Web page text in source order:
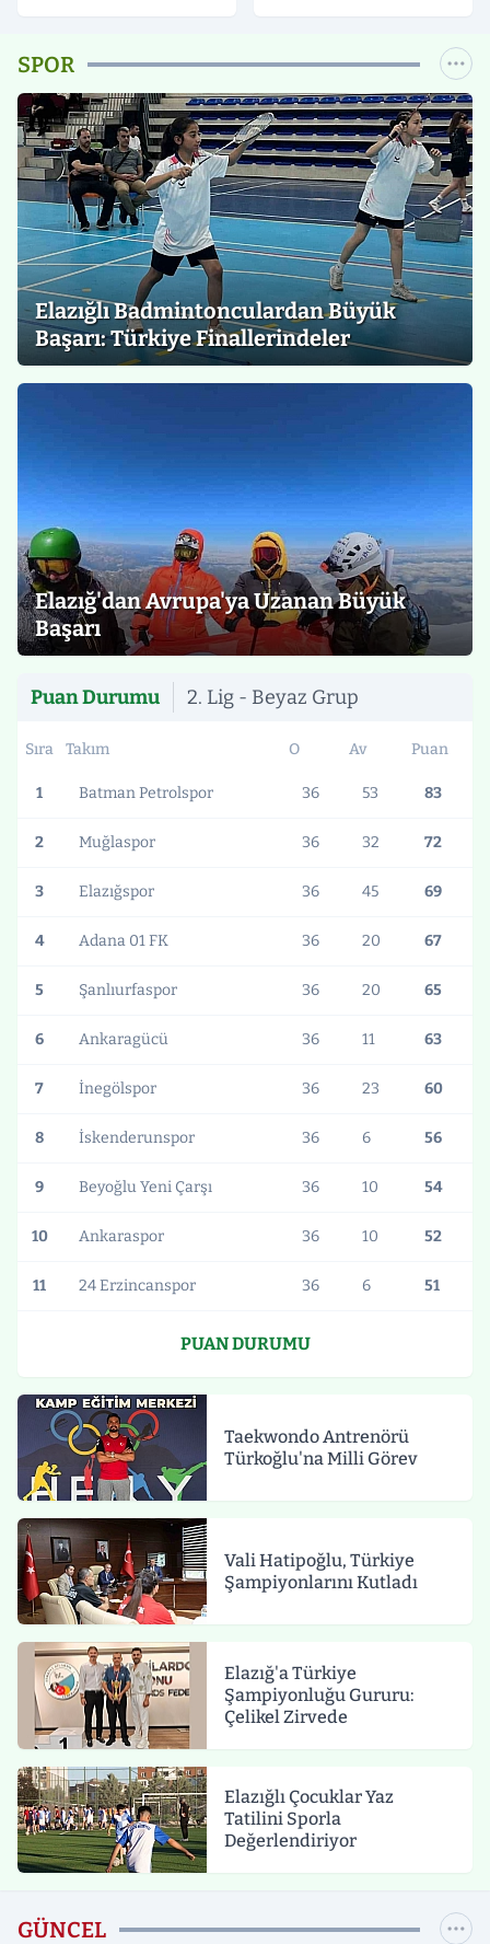
Edeceklerdi"
Kuruluşlarımıza
Desteklerimiz Oluyor'
SPOR
Elazığlı Badmintonculardan Büyük
Başarı: Türkiye Finallerindeler
Elazığ'dan Avrupa'ya Uzanan Büyük
Başarı
Puan Durumu 2. Lig - Beyaz Grup
Sıra Takım O Av Puan
1 Batman Petrolspor 36 53 83
2 Muğlaspor 36 32 72
3 Elazığspor 36 45 69
4 Adana 01 FK 36 20 67
5 Şanlıurfaspor 36 20 65
6 Ankaragücü 36 11 63
7 İnegölspor 36 23 60
8 İskenderunspor 36 6 56
9 Beyoğlu Yeni Çarşı 36 10 54
10 Ankaraspor 36 10 52
11 24 Erzincanspor 36 6 51
PUAN DURUMU
Taekwondo Antrenörü
Türkoğlu'na Milli Görev
Vali Hatipoğlu, Türkiye
Şampiyonlarını Kutladı
Elazığ'a Türkiye
Şampiyonluğu Gururu:
Çelikel Zirvede
Elazığlı Çocuklar Yaz
Tatilini Sporla
Değerlendiriyor
GÜNCEL